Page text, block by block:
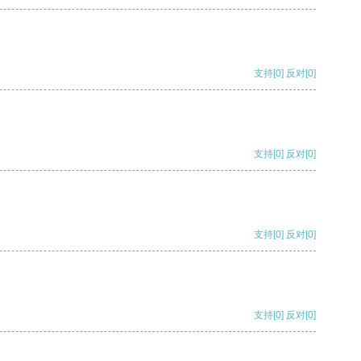
支持[0] 反对[0]
支持[0] 反对[0]
支持[0] 反对[0]
支持[0] 反对[0]